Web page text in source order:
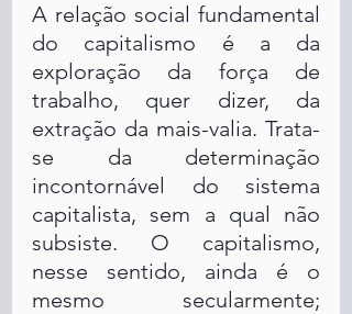
A relação social fundamental
do capitalismo é a da
exploração da força de
trabalho, quer dizer, da
extração da mais-valia. Trata-
se da determinação
incontornável do sistema
capitalista, sem a qual não
subsiste. O capitalismo,
nesse sentido, ainda é o
mesmo secularmente;